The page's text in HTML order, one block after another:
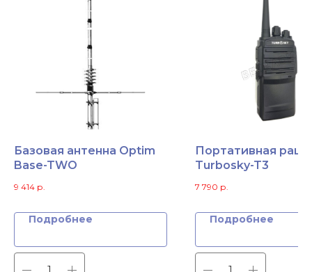
Базовая антенна Optim
Base-TWO
9 414 р.
Подробнее
Портативная
Turbosky-T3
7 790 р.
Подробнее